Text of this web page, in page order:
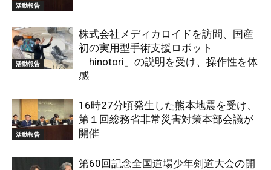
活動報告
活動報告
株式会社メディカロイドを訪問、国産
初の実用型手術支援ロボット
「hinotori」の説明を受け、操作性を体
感
活動報告
16時27分頃発生した熊本地震を受け、
第１回総務省非常災害対策本部会議が
開催
第60回記念全国道場少年剣道大会の開